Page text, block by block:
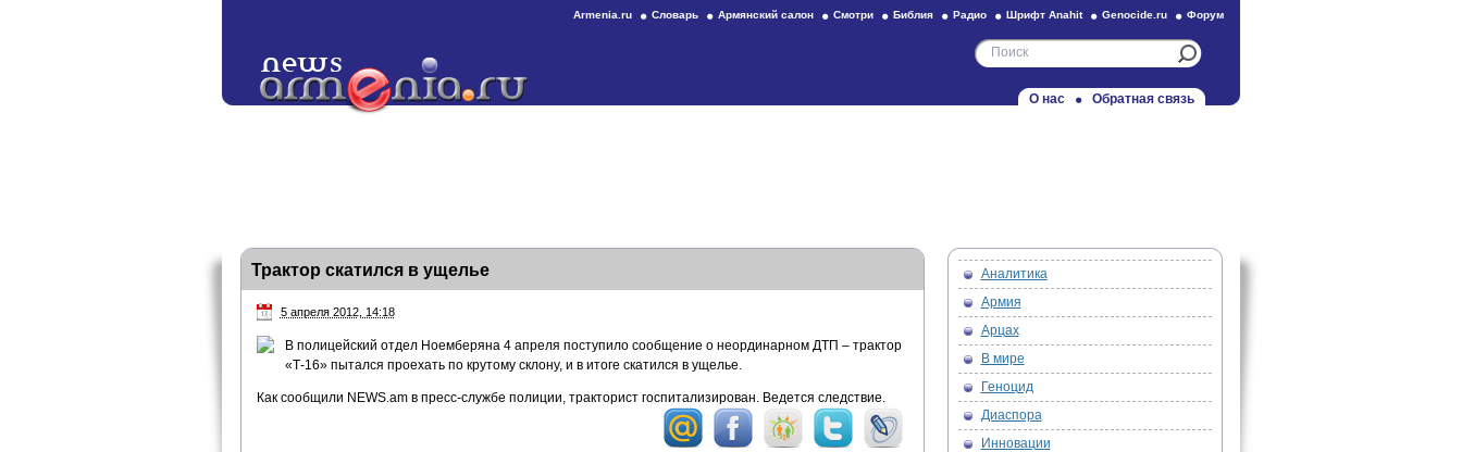
Armenia.ru Словарь Армянский салон Смотри Библия Радио Шрифт Anahit Genocide.ru Форум
О нас Обратная связь
Трактор скатился в ущелье
5 апреля 2012, 14:18
В полицейский отдел Ноемберяна 4 апреля поступило сообщение о неординарном ДТП – трактор
«Т-16» пытался проехать по крутому склону, и в итоге скатился в ущелье.
Как сообщили NEWS.am в пресс-службе полиции, тракторист госпитализирован. Ведется следствие.
Аналитика
Армия
Арцах
В мире
Геноцид
Диаспора
Инновации